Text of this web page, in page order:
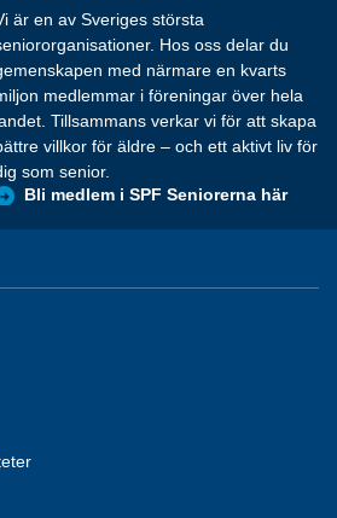
är en av Sveriges största
Hos oss delar du
med närmare en kvarts
medlemmar i föreningar över hela
Tillsammans verkar vi för att skapa
villkor för äldre – och ett aktivt liv för
som senior.
Bli medlem i SPF Seniorerna här